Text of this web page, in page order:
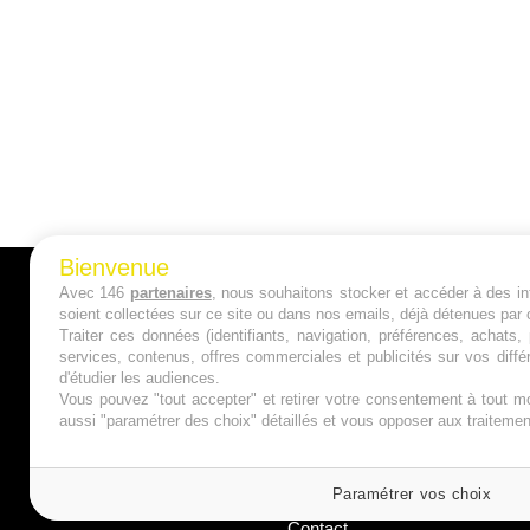
A PROPOS
Qui sommes nous ?
Mentions Légales
Politique de Cookies
Bienvenue
Avec 146 partenaires, nous souhaitons stocker et accéder à des
soient collectées sur ce site ou dans nos emails, déjà détenues
Traiter ces données (identifiants, navigation, préférences,
services, contenus, offres commerciales et publicités sur vos
d'étudier les audiences.
Vous pouvez "tout accepter" et retirer votre consentement à tout
aussi "paramétrer des choix" détaillés et vous opposer aux
Paramétrer vos choix